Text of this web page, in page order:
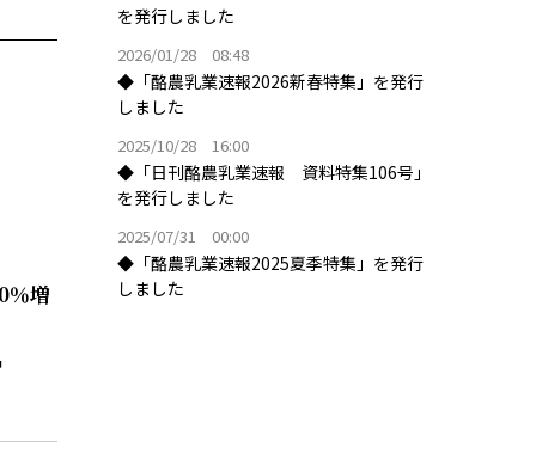
％増
を発行しました
2026/01/28 08:48
◆「酪農乳業速報2026新春特集」を発行
しました
2025/10/28 16:00
◆「日刊酪農乳業速報 資料特集106号」
を発行しました
2025/07/31 00:00
◆「酪農乳業速報2025夏季特集」を発行
しました